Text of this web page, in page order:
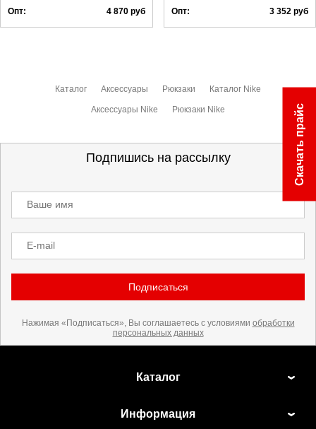
Опт: 4 870руб Опт: 3 352 руб
Каталог Аксессуары Рюкзаки Каталог Nike
Аксессуары Nike Рюкзаки Nike
Подпишись на рассылку
Ваше имя
E-mail
Подписаться
Нажимая «Подписаться», Вы соглашаетесь с условиями обработки
персональных данных
Каталог
Информация
Скачать прайс